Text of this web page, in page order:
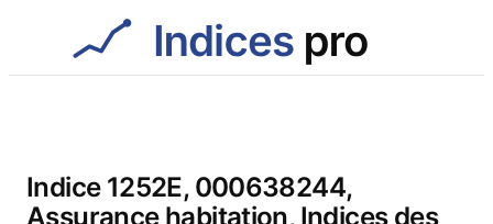
Indice 1252E, 000638244,
Assurance habitation, Indices des